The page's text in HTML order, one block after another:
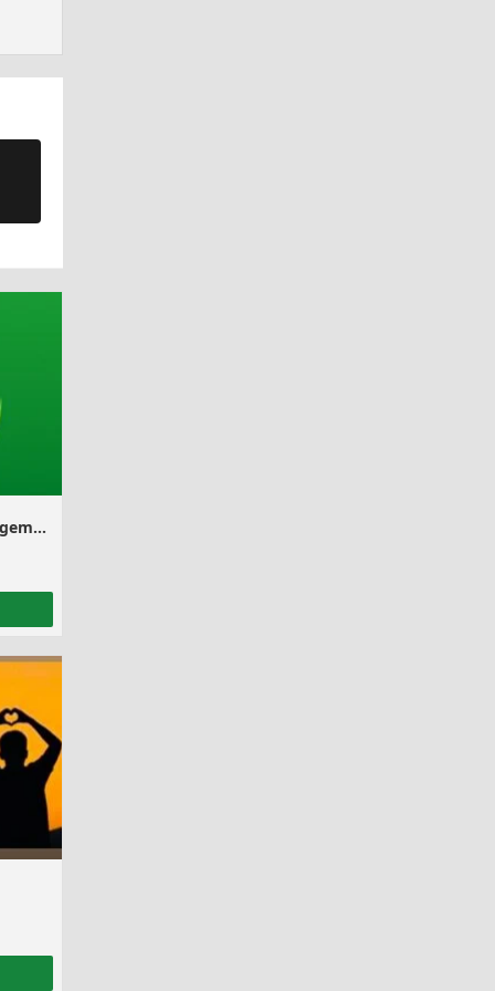
Recomendação: Adubação, calagem e Gessagem